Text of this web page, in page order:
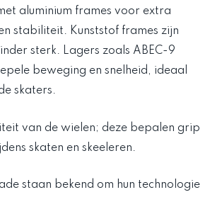
aluminium frames voor extra
stabiliteit. Kunststof frames zijn
sterk. Lagers zoals ABEC-9
beweging en snelheid, ideaal
skaters.
van de wielen; deze bepalen grip
skaten en skeeleren.
staan bekend om hun technologie